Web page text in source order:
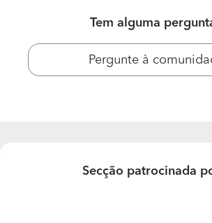
com 50m2 de área
chão térreo
telhado em bom estado
Tem alguma
Pergunte à
Secção patrocinada